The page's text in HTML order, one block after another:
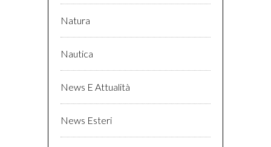
Natura
Nautica
News E Attualità
News Esteri